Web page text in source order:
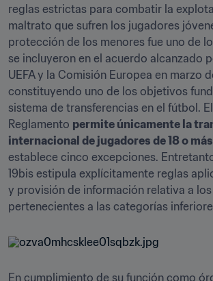
reglas estrictas para combatir la
maltrato que sufren los jugadores
protección de los menores fue uno de
se incluyeron en el acuerdo alcanzado
UEFA y la Comisión Europea en marzo
constituyendo uno de los objetivos
sistema de transferencias en el fútbol.
Reglamento permite únicamente la
internacional de jugadores de 18 o
establece cinco excepciones.
19bis estipula explícitamente reglas
y provisión de información relativa a
pertenecientes a las categorías
En cumplimiento de su función como